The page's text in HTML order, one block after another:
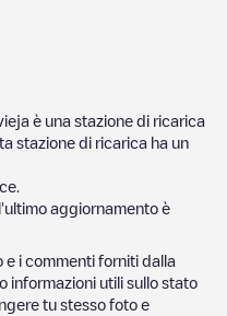
è una stazione di ricarica
stazione di ricarica ha un
aggiornamento è
e i commenti forniti dalla
informazioni utili sullo stato
tu stesso foto e